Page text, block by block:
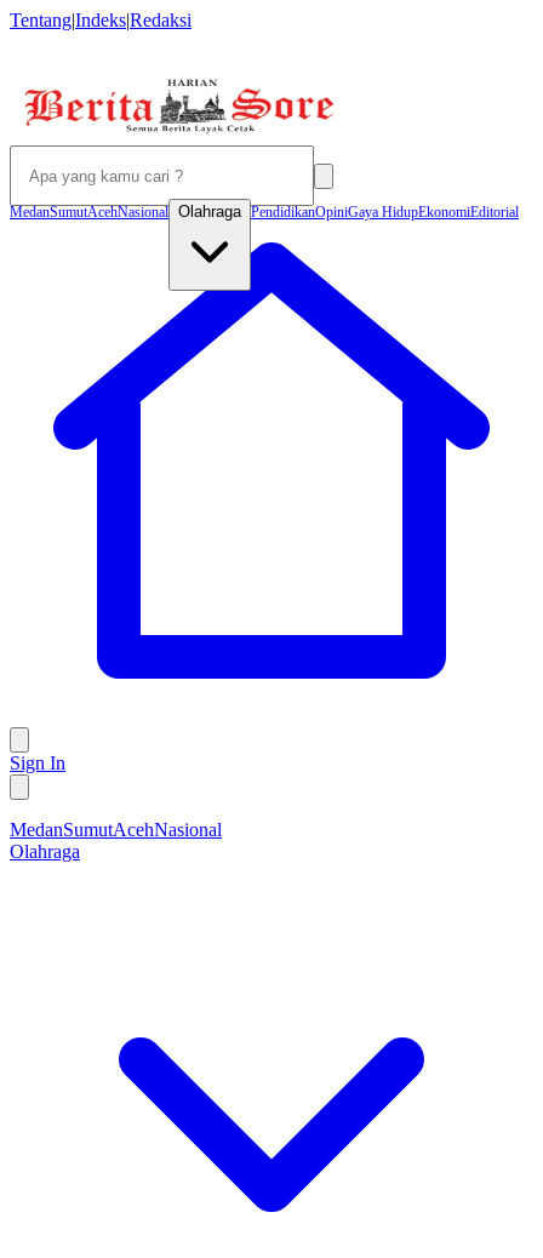
Tentang|Indeks|Redaksi
MedanSumutAcehNasional Olahraga PendidikanOpiniGaya HidupEkonomiEditorial
Sign In
MedanSumutAcehNasional
Olahraga